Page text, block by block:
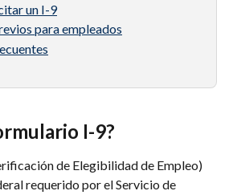
un I-9
para empleados
I-9?
de Elegibilidad de Empleo)
requerido por el Servicio de